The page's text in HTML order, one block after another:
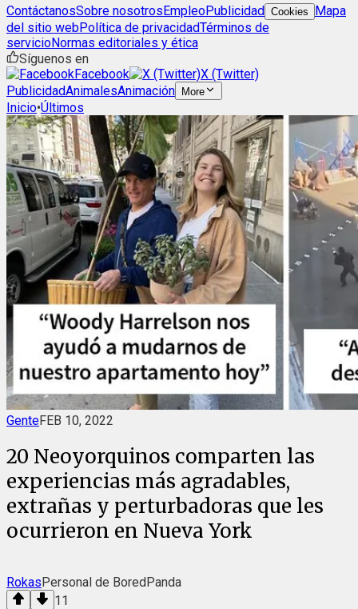
ContáctanosSobre nosotrosEmpleoPublicidad Cookies
Mapa
del sitio webPolítica de privacidadTérminos de
servicioNormas editoriales y ética
Síguenos en
Facebook
X (Twitter)
PublicidadAnimalesAnimación More
Inicio•Últimos
GenteFEB 10, 2022
20 Neoyorquinos comparten las
experiencias más agradables,
extrañas y perturbadoras que les
ocurrieron en Nueva York
RokasPersonal de BoredPanda
11